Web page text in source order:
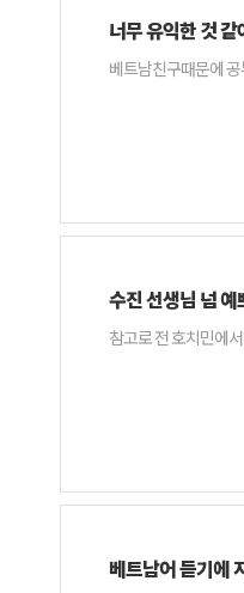
너무 유익한 것
수진 선생님 넘
베트남어 듣기에